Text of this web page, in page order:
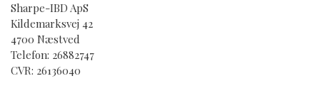
Sharpe-IBD ApS
Kildemarksvej 42
4700 Næstved
Telefon: 26882747
CVR: 26136040